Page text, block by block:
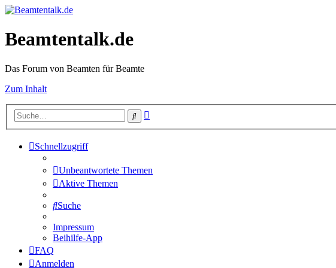
Beamtentalk.de
Das Forum von Beamten für Beamte
Zum Inhalt
Suche
Schnellzugriff
Unbeantwortete Themen
Aktive Themen
Suche
Impressum
Beihilfe-App
FAQ
Anmelden